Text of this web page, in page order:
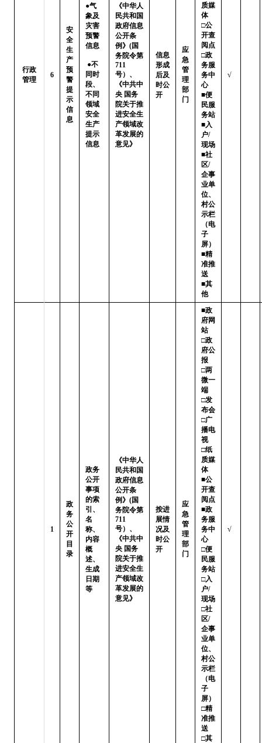
行政
管理
6
安
全
生
产
预
警
提
示
信
息
●气
象及
灾害
预警
信息
●不
同时
段、
不同
领域
安全
生产
提示
信息
《中华人
民共和国
政府信息
公开条
例》(国
务院令第
711
号）、
《中共中
央 国务
院关于推
进安全生
产领域改
革发展的
意见》
信息
形成
后及
时公
开
应
急
管
理
部
门
质媒
体
□公
开查
阅点
□政
务服
务中
心
■便
民服
务站
■入
户/
现场
■社
区/
企事
业单
位、
村公
示栏
（电
子
屏）
■精
准推
送
■其
他
√
1
政
务
公
开
目
录
政务
公开
事项
的索
引、
名
称、
内容
概
述、
生成
日期
等
《中华人
民共和国
政府信息
公开条
例》(国
务院令第
711
号）、
《中共中
央 国务
院关于推
进安全生
产领域改
革发展的
意见》
按进
展情
况及
时公
开
应
急
管
理
部
门
■政
府网
站
□政
府公
报
□两
微一
端
□发
布会
□广
播电
视
□纸
质媒
体
■公
开查
阅点
■政
务服
务中
心
□便
民服
务站
□入
户/
现场
□社
区/
企事
业单
位、
村公
示栏
（电
子
屏）
□精
准推
送
□其
√